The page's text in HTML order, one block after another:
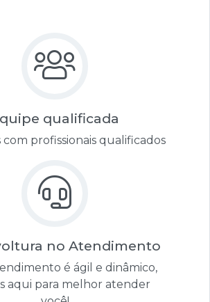
qualificada
com profissionais qualificados
no Atendimento
é ágil e dinâmico,
aqui para melhor atender